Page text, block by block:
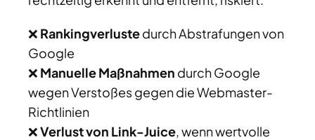
❌ Rankingverlustedurch Abstrafungen von
Google
❌ Manuelle Maßnahmen durch Google
wegen Verstoßes gegen die Webmaster-
Richtlinien
❌Verlust von Link-Juice, wenn wertvolle